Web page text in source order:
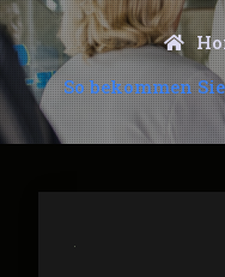
So bekommen